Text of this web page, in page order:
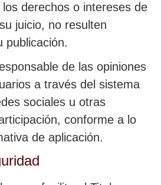
derechos o intereses de
juicio, no resulten
publicación.
de las opiniones
a través del sistema
sociales u otras
conforme a lo
de aplicación.